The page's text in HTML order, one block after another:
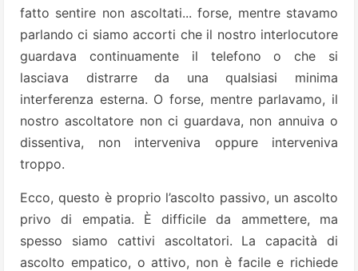
fatto sentire non ascoltati... forse, mentre stavamo
parlando ci siamo accorti che il nostro interlocutore
guardava continuamente il telefono o che si
lasciava distrarre da una qualsiasi minima
interferenza esterna. O forse, mentre parlavamo, il
nostro ascoltatore non ci guardava, non annuiva o
dissentiva, non interveniva oppure interveniva
troppo.
Ecco, questo è proprio l’ascolto passivo, un ascolto
privo di empatia. È difficile da ammettere, ma
spesso siamo cattivi ascoltatori. La capacità di
ascolto empatico, o attivo, non è facile e richiede